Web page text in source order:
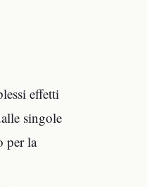
effetti
singole
per la